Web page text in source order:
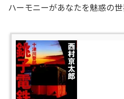
ハーモニーがあなたを魅惑の世